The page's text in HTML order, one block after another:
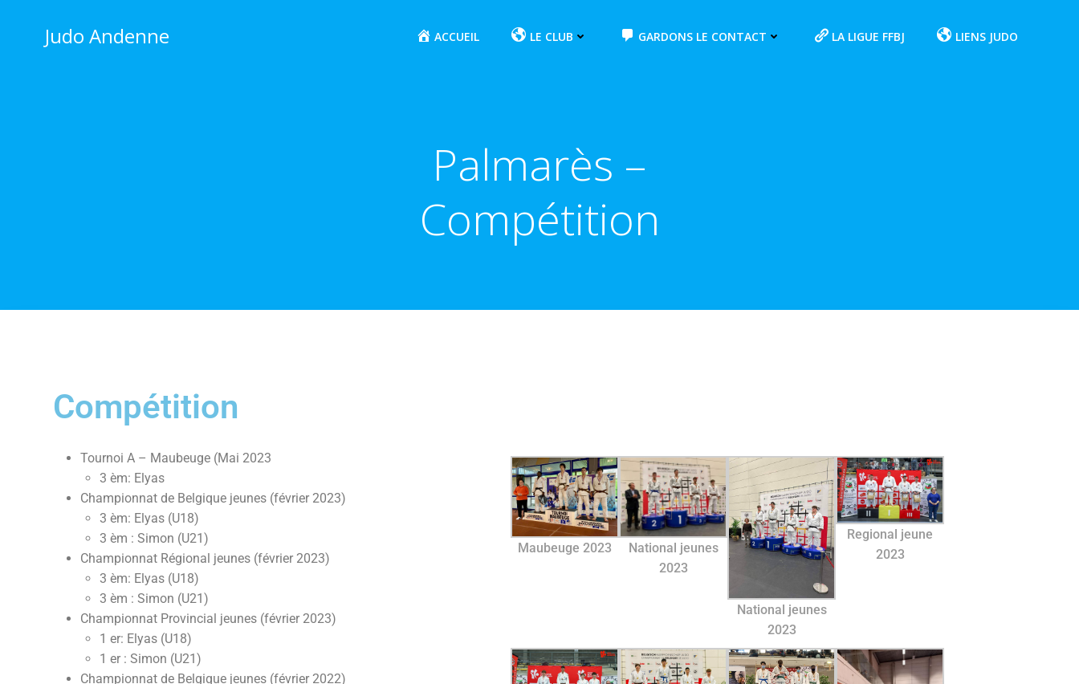
Judo Andenne ACCUEIL LE CLUB GARDONS LE CONTACT LA LIGUE FFBJ LIENS JUDO
Palmarès –
Compétition
Compétition
Tournoi A – Maubeuge (Mai 2023
3 èm: Elyas
Championnat de Belgique jeunes (février 2023)
3 èm: Elyas (U18)
3 èm : Simon (U21)
Championnat Régional jeunes (février 2023)
3 èm: Elyas (U18)
3 èm : Simon (U21)
Championnat Provincial jeunes (février 2023)
1 er: Elyas (U18)
1 er : Simon (U21)
Championnat de Belgique jeunes (février 2022)
Maubeuge 2023
National jeunes
2023
National jeunes
2023
Regional jeune
2023